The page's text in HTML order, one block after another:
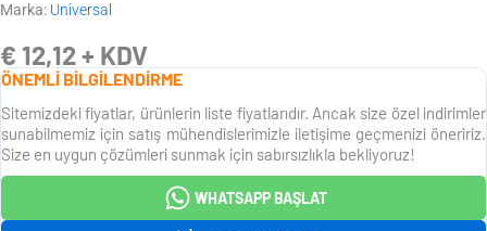
Marka: Universal
€ 12,12+ KDV
ÖNEMLİ BİLGİLENDİRME
Sitemizdeki fiyatlar, ürünlerin liste fiyatlarıdır. Ancak size özel indirimler
sunabilmemiz için satış mühendislerimizle iletişime geçmenizi öneririz.
Size en uygun çözümleri sunmak için sabırsızlıkla bekliyoruz!
WHATSAPP BAŞLAT